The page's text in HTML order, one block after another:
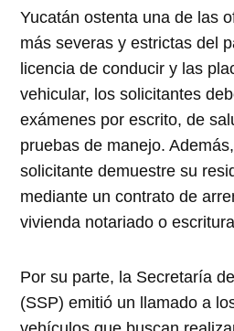
Yucatán ostenta una de las
más severas y estrictas del
licencia de conducir y las
vehicular, los solicitantes
exámenes por escrito, de
pruebas de manejo.
solicitante demuestre su
mediante un contrato de
vivienda notariado o
Por su parte, la Secretaría
(SSP) emitió un llamado a